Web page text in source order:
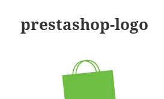
prestashop-logo